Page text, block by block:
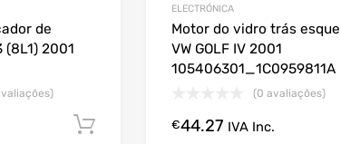
de
(8L1) 2001
Comprar Agora!
ELECTRÓNICA
Motor do vidro trás
VW GOLF IV 2001
105406301_1C0959811A
(0 avaliações)
€44.27 IVA Inc.